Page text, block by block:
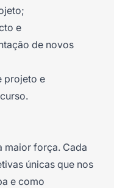
e
de novos
projeto e
maior força. Cada
únicas que nos
e como